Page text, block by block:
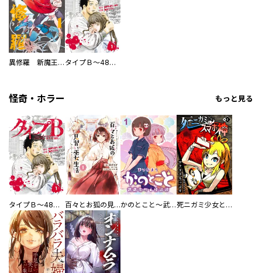
異修羅 新魔王戦争 タイプＢ～48時間後、致死率100％～【単話】
怪奇・ホラー もっと見る
タイプＢ～48時間後、致死率100％～【単話】 百々とお狐の見習い巫女生活【単行本版】 かのとこと～武蔵花町怪話譚～ 【連載版】 死ニガミ少女とスマホ神